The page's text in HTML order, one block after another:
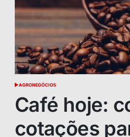
POSTED
AGRONEGÓCIOS
Café hoje:
cotações